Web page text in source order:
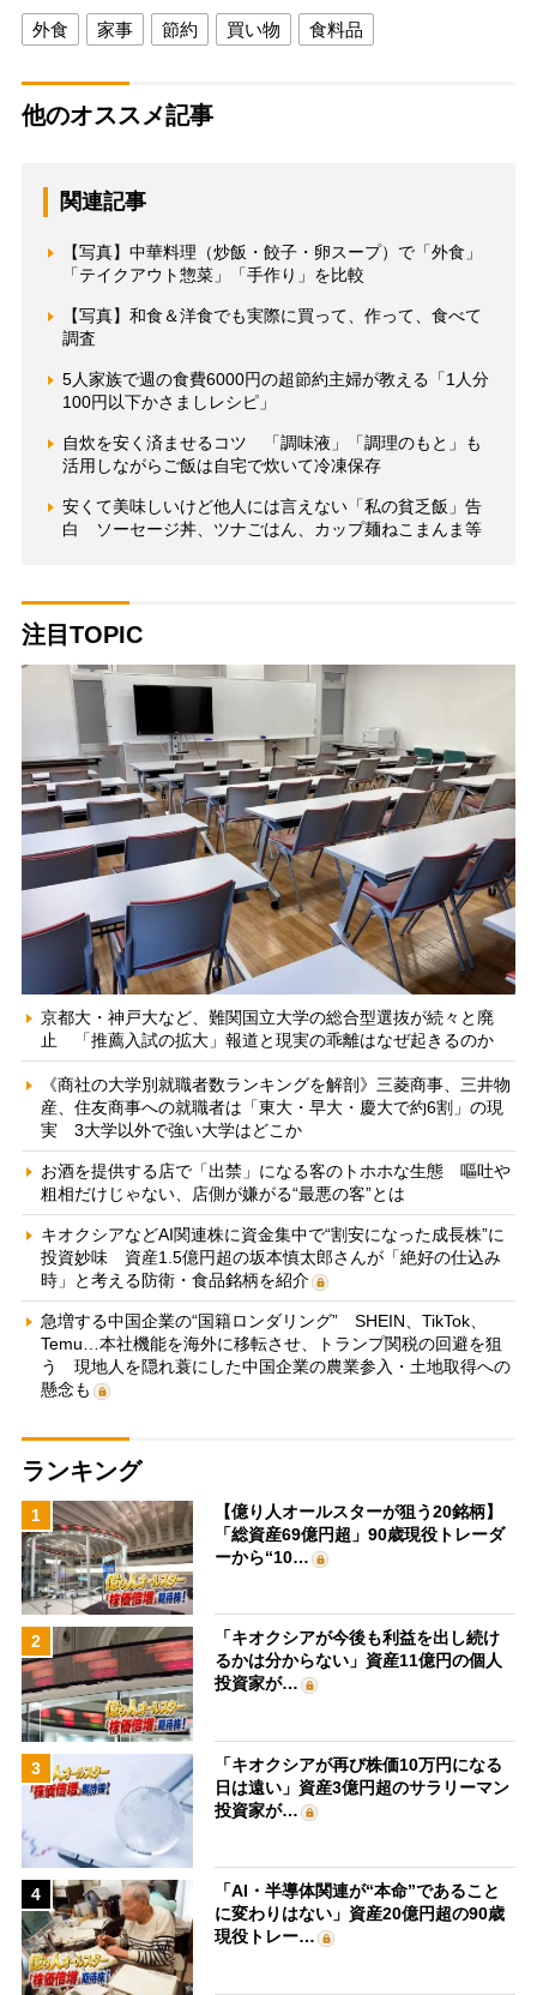
外食 家事 節約 買い物 食料品
他のオススメ記事
関連記事
【写真】中華料理（炒飯・餃子・卵スープ）で「外食」
「テイクアウト惣菜」「手作り」を比較
【写真】和食＆洋食でも実際に買って、作って、食べて
調査
5人家族で週の食費6000円の超節約主婦が教える「1人分
100円以下かさましレシピ」
自炊を安く済ませるコツ 「調味液」「調理のもと」も
活用しながらご飯は自宅で炊いて冷凍保存
安くて美味しいけど他人には言えない「私の貧乏飯」告
白 ソーセージ丼、ツナごはん、カップ麺ねこまんま等
注目TOPIC
京都大・神戸大など、難関国立大学の総合型選抜が続々と廃
止 「推薦入試の拡大」報道と現実の乖離はなぜ起きるのか
《商社の大学別就職者数ランキングを解剖》三菱商事、三井物
産、住友商事への就職者は「東大・早大・慶大で約6割」の現
実 3大学以外で強い大学はどこか
お酒を提供する店で「出禁」になる客のトホホな生態 嘔吐や
粗相だけじゃない、店側が嫌がる“最悪の客”とは
キオクシアなどAI関連株に資金集中で“割安になった成長株”に
投資妙味 資産1.5億円超の坂本慎太郎さんが「絶好の仕込み
時」と考える防衛・食品銘柄を紹介
急増する中国企業の“国籍ロンダリング” SHEIN、TikTok、
Temu…本社機能を海外に移転させ、トランプ関税の回避を狙
う 現地人を隠れ蓑にした中国企業の農業参入・土地取得への
懸念も
ランキング
1
【億り人オールスターが狙う20銘柄】
「総資産69億円超」90歳現役トレーダ
ーから“10…
2
「キオクシアが今後も利益を出し続け
るかは分からない」資産11億円の個人
投資家が…
3
「キオクシアが再び株価10万円になる
日は遠い」資産3億円超のサラリーマン
投資家が…
4
「AI・半導体関連が“本命”であること
に変わりはない」資産20億円超の90歳
現役トレー…